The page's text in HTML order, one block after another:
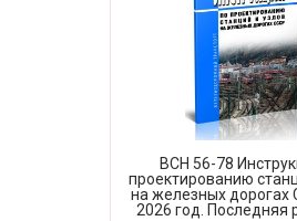
ВСН 56-78
проектированию
на железных дорогах
2026 год. Последняя